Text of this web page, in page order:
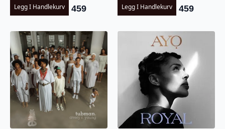
Legg I Handlekurv 459 Legg I Handlekurv 459